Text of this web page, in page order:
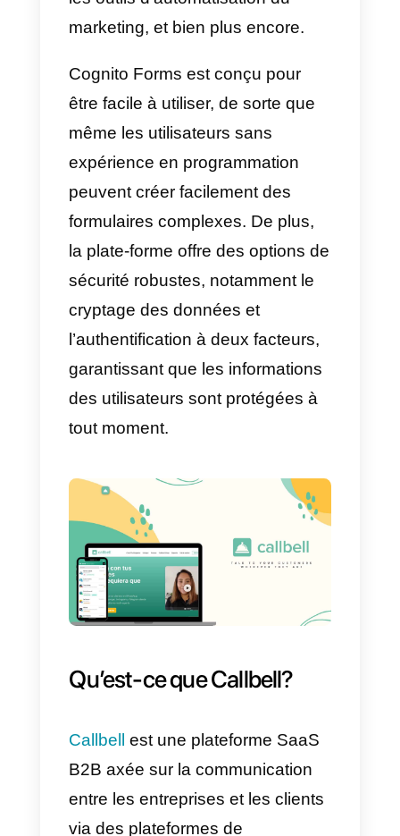
La plate-forme offre une large
gamme d’outils de
personnalisation, permettant aux
utilisateurs d’ajuster l’apparence
de leurs formulaires pour
s’adapter à la marque et à la
conception de leur site Web ou
leur application. Il est également
possible d’inclure des
que la logique conditionnelle, les
champs conditionnels, les
paiement, les intégrations avec
les outils d’automatisation du
marketing, et bien plus encore.
Cognito Forms est conçu pour
être facile à utiliser, de sorte que
expérience en programmation
peuvent créer facilement des
formulaires complexes. De plus,